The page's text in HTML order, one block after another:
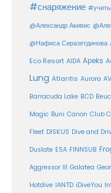
#снаряжение
@Александр Акивис
@Нафиса Сиразетдинова
Eco Resort AIDA Apeks
Lung Atlantis Aurora
Barracuda Lake BCD
Magic Buni Canon Club
Fleet DISKUS Dive and
Duslate ESA FINNSUB
Aggressor III Galatea
Hotdive IANTD iDiveYou